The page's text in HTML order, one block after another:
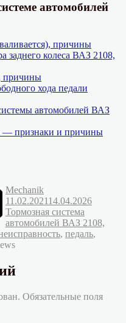
автомобилей
причины
заднего колеса ВАЗ 2108,
причины
хода педали
автомобилей ВАЗ
— признаки и причины
Автор
MechanikОпубликовано
11.02.202114.04.2026
Тормозная система
автомобилей ВАЗ 2108,
, педаль,
Обязательные поля